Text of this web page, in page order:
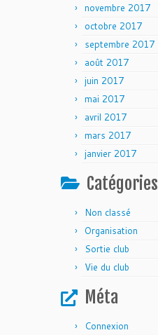
novembre 2017
octobre 2017
septembre 2017
août 2017
juin 2017
mai 2017
avril 2017
mars 2017
janvier 2017
Catégories
Non classé
Organisation
Sortie club
Vie du club
Méta
Connexion